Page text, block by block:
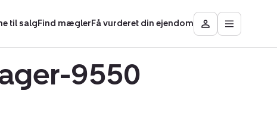
til salgFind mæglerFå vurderet din ejendom
Besøg
Mit
Åbn
9550